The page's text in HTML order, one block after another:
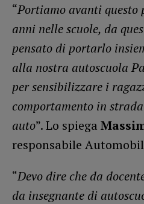
“Portiamo avanti questo
anni nelle scuole, da
pensato di portarlo
alla nostra autoscuola
per sensibilizzare i
comportamento in
auto”. Lo spiega
responsabile
“Devo dire che da
da insegnante di